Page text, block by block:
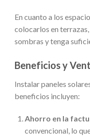
En cuanto a los
colocarlos en
sombras y tenga
Beneficios y
Instalar paneles
beneficios incluyen:
Ahorro en la
convencional, lo